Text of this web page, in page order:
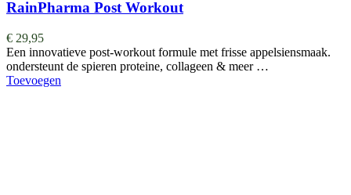
RainPharma Post Workout
€ 29,95
Een innovatieve post-workout formule met frisse appelsiensmaak.
ondersteunt de spieren proteine, collageen & meer …
Toevoegen